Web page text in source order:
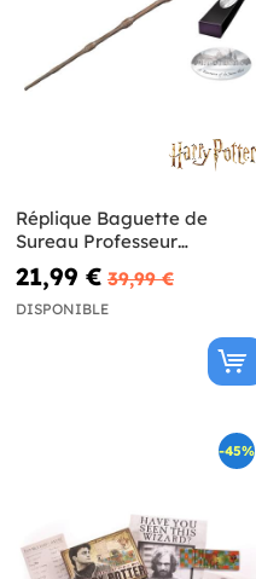
Réplique Baguette de
Sureau Professeur
Dumbledore - Harry Potter
21,99 € 39,99 €
DISPONIBLE
-45%